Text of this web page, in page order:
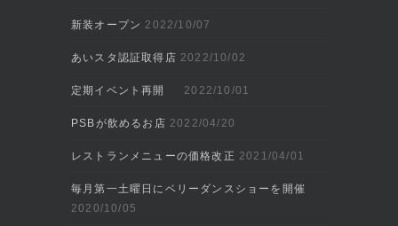
新装オープン 2022/10/07
あいスタ認証取得店 2022/10/02
定期イベント再開 2022/10/01
PSBが飲めるお店 2022/04/20
レストランメニューの価格改正 2021/04/01
毎月第一土曜日にベリーダンスショーを開催
2020/10/05